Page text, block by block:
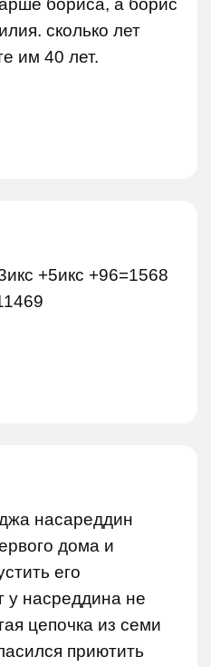
бориса, а борис
сколько лет
им 40 лет.
+5икс +96=1568
насареддин
дома и
его
у насреддина не
цепочка из семи
приютить